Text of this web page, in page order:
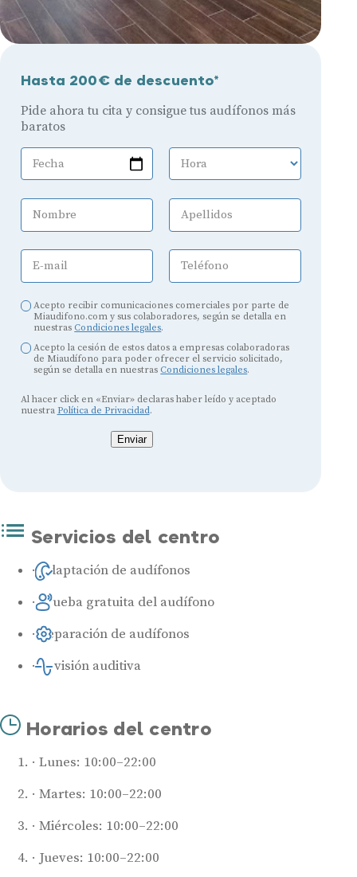
Hasta 200€ de descuento*
Pide ahora tu cita y consigue tus audífonos más
baratos
Fecha Hora
Nombre Apellidos
E-mail Teléfono
Acepto recibir comunicaciones comerciales por parte de
Miaudifono.com y sus colaboradores, según se detalla en
nuestras Condiciones legales.
Acepto la cesión de estos datos a empresas colaboradoras
de Miaudífono para poder ofrecer el servicio solicitado,
según se detalla en nuestras Condiciones legales.
Al hacer click en «Enviar» declaras haber leído y aceptado
nuestra Política de Privacidad.
Enviar
Servicios del centro
Adaptación de audífonos
Prueba gratuita del audífono
Reparación de audífonos
Revisión auditiva
Horarios del centro
Lunes: 10:00–22:00
Martes: 10:00–22:00
Miércoles: 10:00–22:00
Jueves: 10:00–22:00
Audífonos
Mejores marcas de audífonos
Audífonos baratos
Audífonos invisibles